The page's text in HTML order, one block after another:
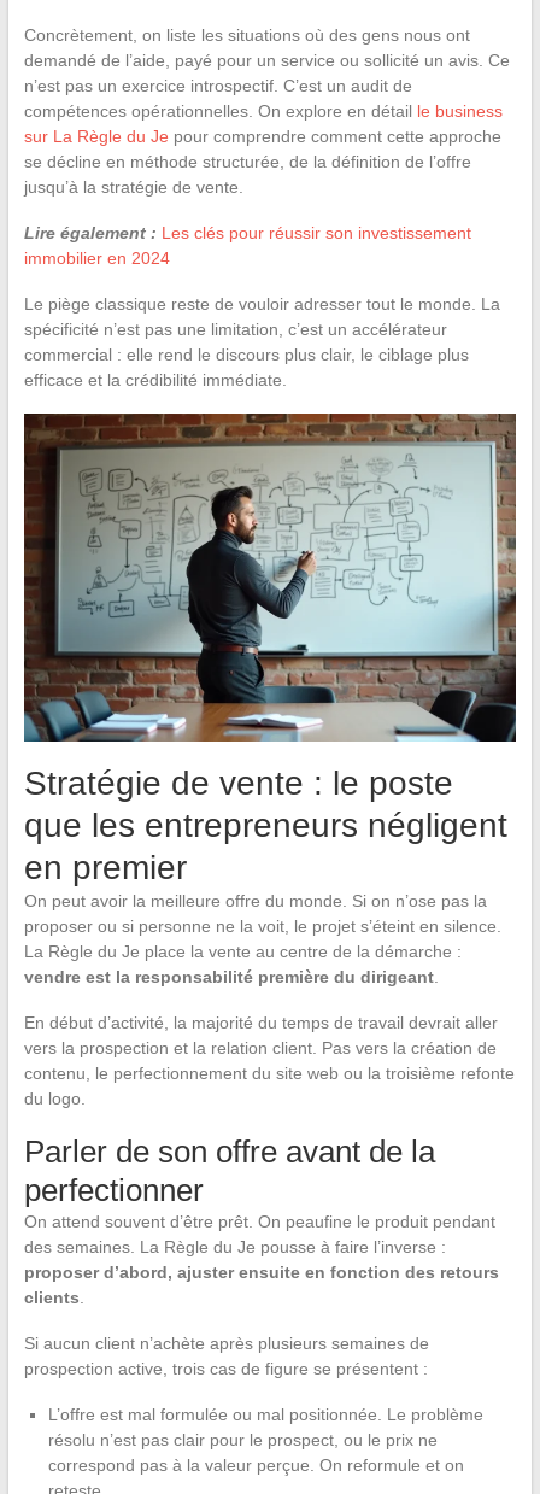
Concrètement, on liste les situations où des gens nous ont
demandé de l’aide, payé pour un service ou sollicité un avis. Ce
n’est pas un exercice introspectif. C’est un audit de
compétences opérationnelles. On explore en détail le business
sur La Règle du Je pour comprendre comment cette approche
se décline en méthode structurée, de la définition de l’offre
jusqu’à la stratégie de vente.
Lire également : Les clés pour réussir son investissement
immobilier en 2024
Le piège classique reste de vouloir adresser tout le monde. La
spécificité n’est pas une limitation, c’est un accélérateur
commercial : elle rend le discours plus clair, le ciblage plus
efficace et la crédibilité immédiate.
Stratégie de vente : le poste
que les entrepreneurs négligent
en premier
On peut avoir la meilleure offre du monde. Si on n’ose pas la
proposer ou si personne ne la voit, le projet s’éteint en silence.
La Règle du Je place la vente au centre de la démarche :
vendre est la responsabilité première du dirigeant.
En début d’activité, la majorité du temps de travail devrait aller
vers la prospection et la relation client. Pas vers la création de
contenu, le perfectionnement du site web ou la troisième refonte
du logo.
Parler de son offre avant de la
perfectionner
On attend souvent d’être prêt. On peaufine le produit pendant
des semaines. La Règle du Je pousse à faire l’inverse :
proposer d’abord, ajuster ensuite en fonction des retours
clients.
Si aucun client n’achète après plusieurs semaines de
prospection active, trois cas de figure se présentent :
L’offre est mal formulée ou mal positionnée. Le problème
résolu n’est pas clair pour le prospect, ou le prix ne
correspond pas à la valeur perçue. On reformule et on